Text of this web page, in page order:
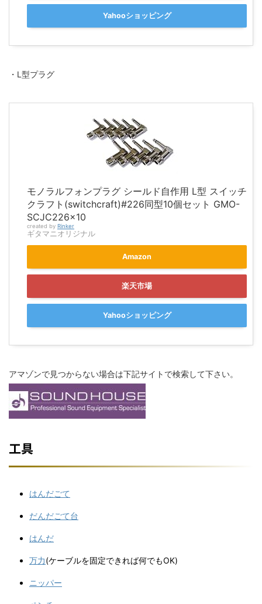
Yahooショッピング
・L型プラグ
モノラルフォンプラグ シールド自作用 L型 スイッチ
クラフト(switchcraft)#226同型10個セット GMO-
SCJC226x10
created by Rinker
ギタマニオリジナル
Amazon
楽天市場
Yahooショッピング
アマゾンで見つからない場合は下記サイトで検索して下さい。
工具
はんだごて
だんだごて台
はんだ
万力(ケーブルを固定できれば何でもOK)
ニッパー